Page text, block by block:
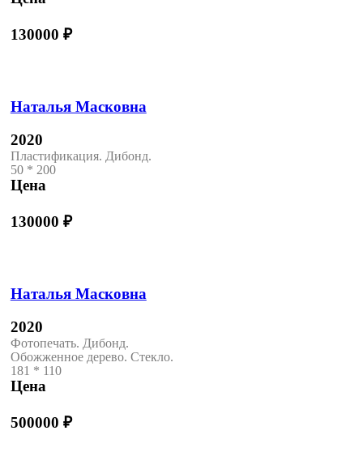
130000 ₽
Наталья Масковна
2020
Пластификация. Дибонд.
50 * 200
Цена
130000 ₽
Наталья Масковна
2020
Фотопечать. Дибонд.
Обожженное дерево. Стекло.
181 * 110
Цена
500000 ₽